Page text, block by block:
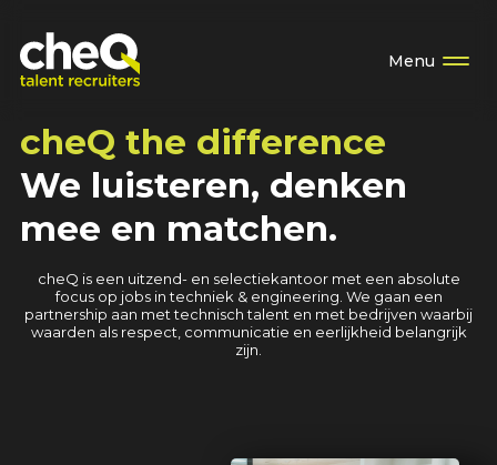
Menu
cheQ the difference
We luisteren, denken
mee en matchen.
cheQ is een uitzend- en selectiekantoor met een absolute
focus op jobs in techniek & engineering. We gaan een
partnership aan met technisch talent en met bedrijven waarbij
waarden als respect, communicatie en eerlijkheid belangrijk
zijn.